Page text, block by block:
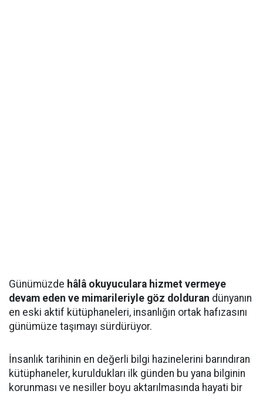
Günümüzde hâlâ okuyuculara hizmet vermeye
devam eden ve mimarileriyle göz dolduran dünyanın
en eski aktif kütüphaneleri, insanlığın ortak hafızasını
günümüze taşımayı sürdürüyor.
İnsanlık tarihinin en değerli bilgi hazinelerini barındıran
kütüphaneler, kuruldukları ilk günden bu yana bilginin
korunması ve nesiller boyu aktarılmasında hayati bir